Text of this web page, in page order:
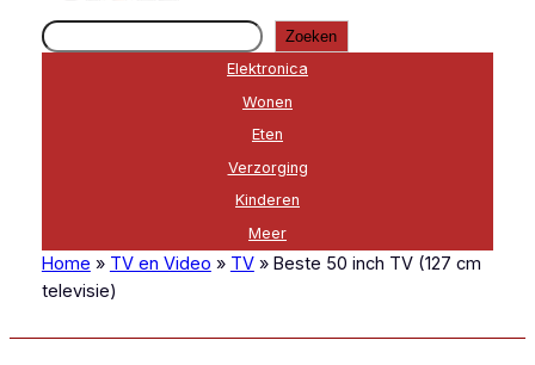
Zoeken
Zoeken
Elektronica
Wonen
Eten
Verzorging
Kinderen
Meer
Home » TV en Video » TV »Beste 50 inch TV (127 cm
televisie)